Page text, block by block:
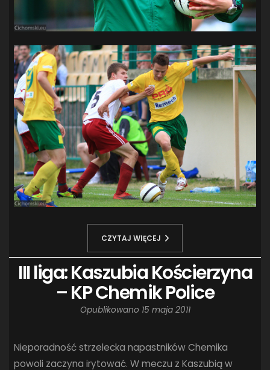
CZYTAJ WIĘCEJ
III liga: Kaszubia Kościerzyna
– KP Chemik Police
Opublikowano 15 maja 2011
Nieporadność strzelecka napastników Chemika
powoli zaczyna irytować. W meczu z Kaszubią w